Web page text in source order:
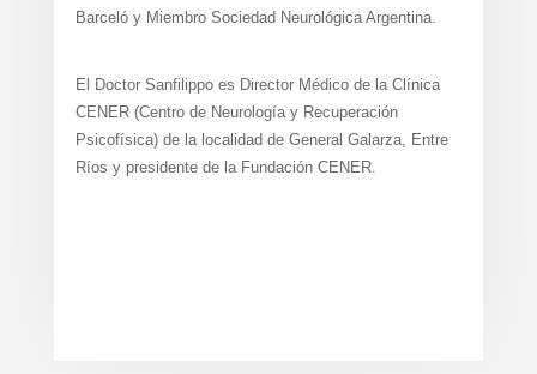
Barceló y Miembro Sociedad Neurológica Argentina.
El Doctor Sanfilippo es Director Médico de la Clínica
CENER (Centro de Neurología y Recuperación
Psicofísica) de la localidad de General Galarza, Entre
Ríos y presidente de la Fundación CENER.